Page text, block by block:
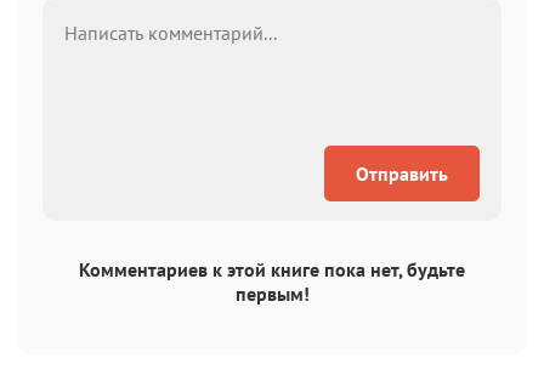
Отправить
Комментариев к этой книге пока нет, будьте
первым!